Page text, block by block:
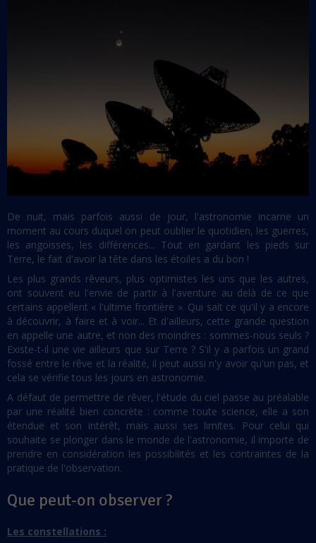
De nuit, mais parfois aussi de jour, l'astronomie incarne un
moment au cours duquel on peut oublier le quotidien, les guerres,
les angoisses, les différences... Tout en gardant les pieds sur
Terre, le fait d'avoir la tête dans les étoiles a du bon !
Les plus grands rêveurs, plus optimistes les uns que les autres,
ont souvent eu l'envie de partir à l'aventure au delà de ce que
certains appellent « l'ultime frontière ». Qui sait ce qu'il y a encore
à découvrir, à faire et à voir... Et d'ailleurs, cette grande question
en appelle une autre, et non des moindres : sommes-nous seuls ?
Existe-t-il une vie ailleurs que sur Terre ? S'il y a parfois un grand
fossé entre le rêve et la réalité, il peut aussi n'y avoir qu'un pas, et
cela se vérifie tous les jours en astronomie.
A défaut de permettre de rêver, l'étude du ciel passe au préalable
par une réalité bien concrète : comme toute science, elle a son
étendue et son intérêt, mais aussi ses limites. Pour celui qui
souhaite se plonger dans le monde de l'astronomie, il importe de
prendre en considération les possibilités et les contraintes de la
pratique de l'observation.
Que peut-on observer ?
Les constellations :